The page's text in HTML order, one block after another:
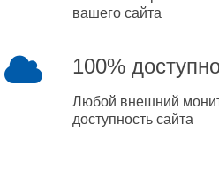
вашего сайта
100%
Любой внешний
доступность сайта